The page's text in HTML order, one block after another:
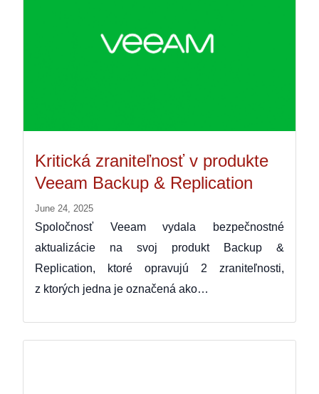
Kritická zraniteľnosť v produkte
Veeam Backup & Replication
June 24, 2025
Spoločnosť Veeam vydala bezpečnostné
aktualizácie na svoj produkt Backup &
Replication, ktoré opravujú 2 zraniteľnosti,
z ktorých jedna je označená ako…